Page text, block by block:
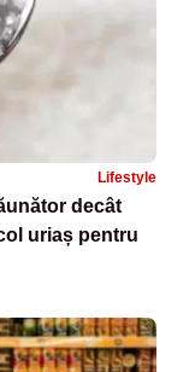
Lifestyle
decât
uriaș pentru